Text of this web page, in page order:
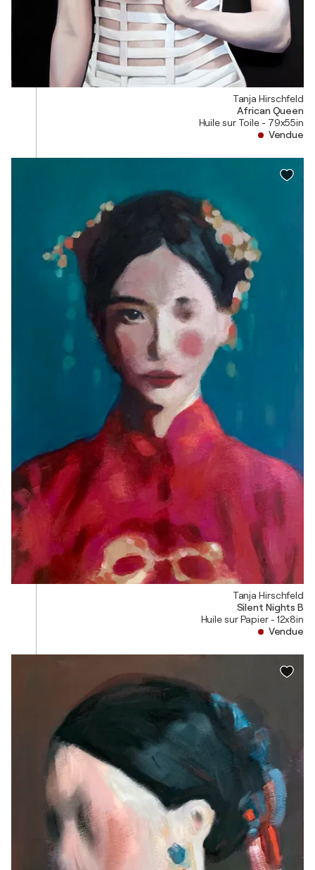
Tanja Hirschfeld
African Queen
Huile sur Toile - 79x55in
Vendue
Tanja Hirschfeld
Silent Nights B
Huile sur Papier - 12x8in
Vendue